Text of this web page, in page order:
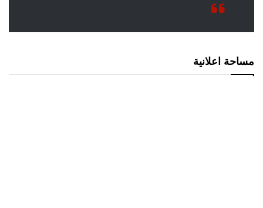
مساحة اعلانية